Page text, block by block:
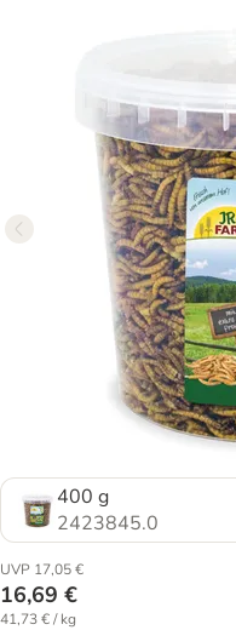
400 g
2423845.0
UVP 17,05 €
16,69 €
41,73 € / kg